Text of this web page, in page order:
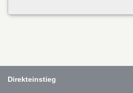
Direkteinstieg